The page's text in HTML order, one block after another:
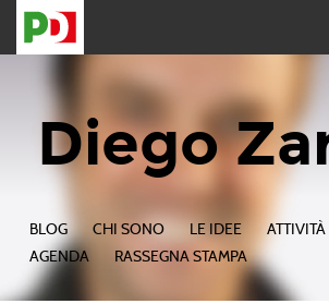
Diego
BLOG CHI SONO LE IDEE
AGENDA
RASSEGNA STAMPA